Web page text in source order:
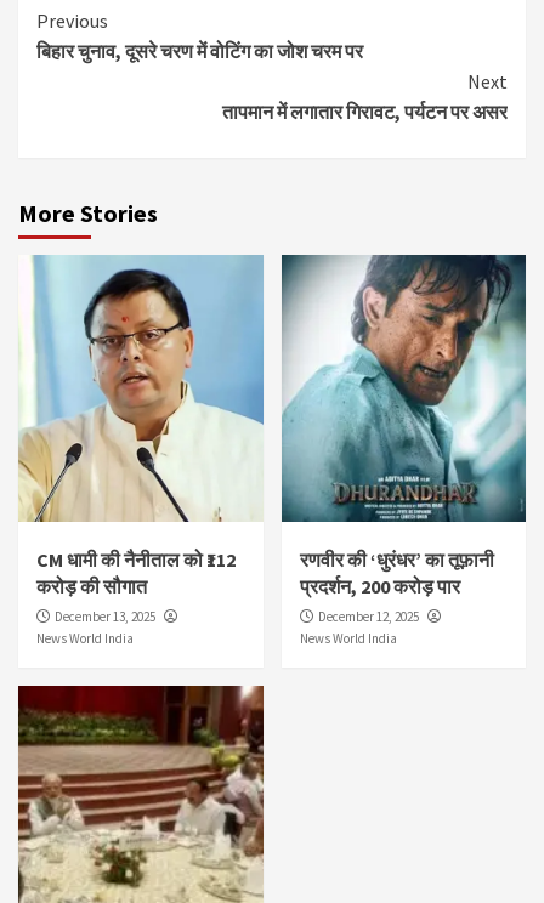
Continue
Reading
Previous
बिहार चुनाव, दूसरे चरण में वोटिंग का जोश चरम पर
Next
तापमान में लगातार गिरावट, पर्यटन पर असर
More Stories
CM धामी की नैनीताल को ₹112
करोड़ की सौगात
December 13, 2025
News World India
रणवीर की ‘धुरंधर’ का तूफ़ानी
प्रदर्शन, 200 करोड़ पार
December 12, 2025
News World India